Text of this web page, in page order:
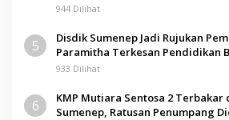
944 Dilihat
5
Disdik Sumenep Jadi Rujukan
Paramitha Terkesan Pendidikan
933 Dilihat
6
KMP Mutiara Sentosa 2 Terbakar
Sumenep, Ratusan Penumpang